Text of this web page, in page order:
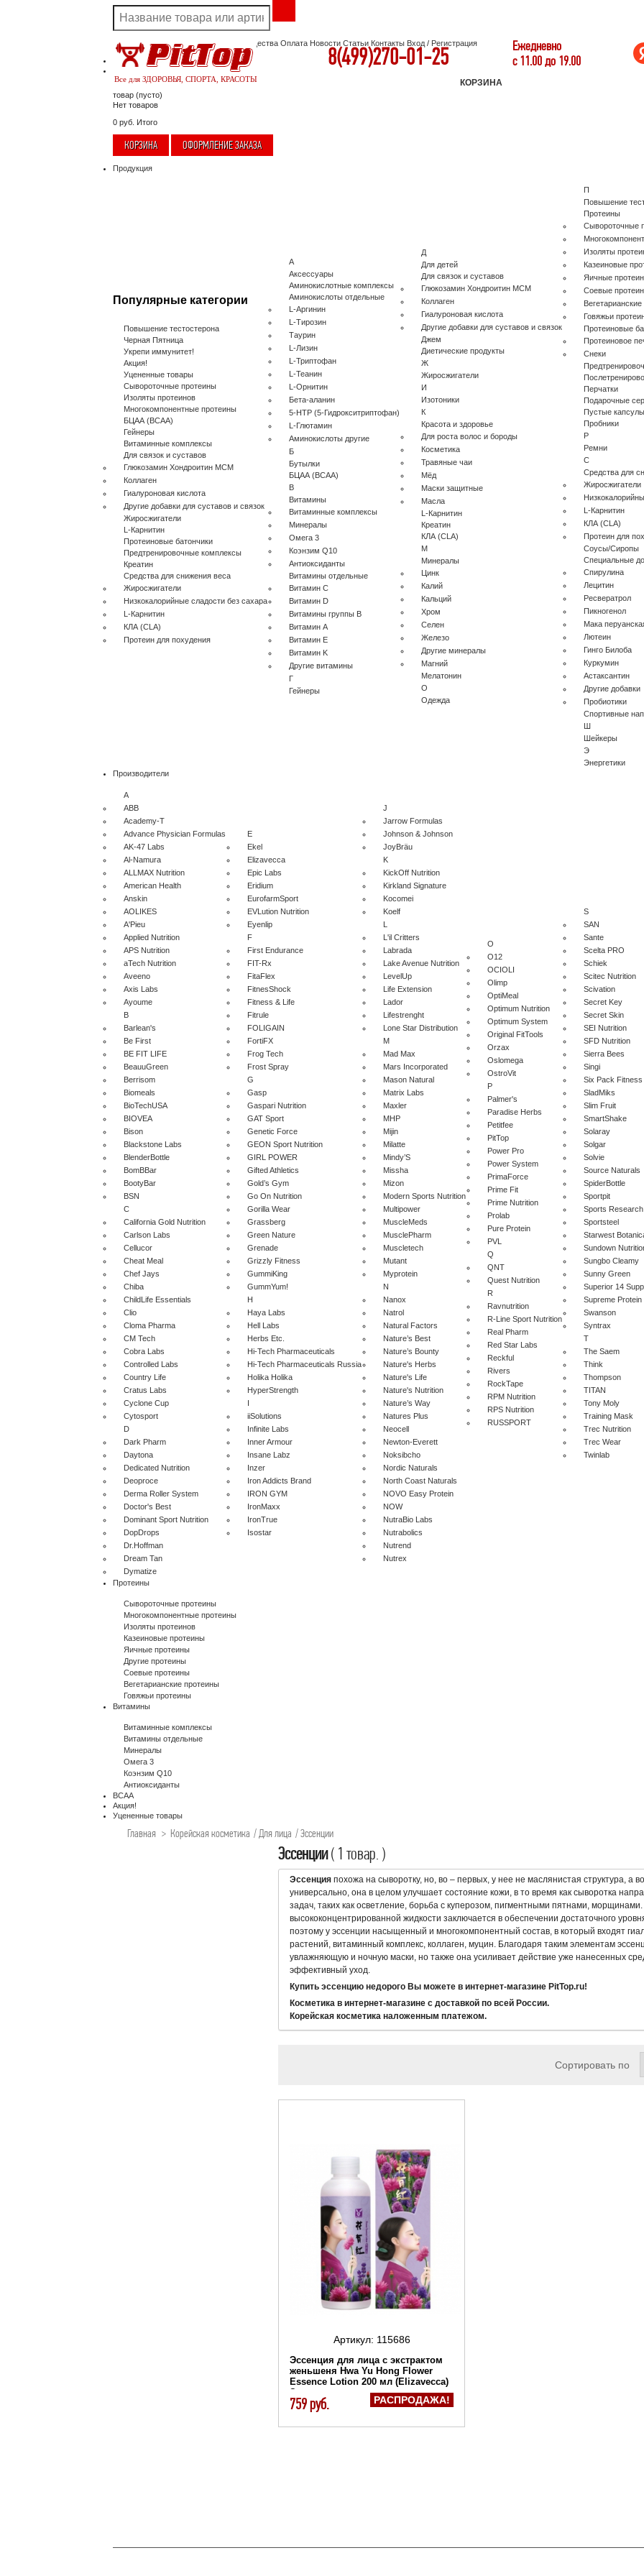
Все для ЗДОРОВЬЯ, СПОРТА, КРАСОТЫ
Акции Скидки Доставка Наши преимущества Оплата Новости Статьи Контакты Вход / Регистрация
Корзина
Нет товаров
КОРЗИНА
товар (пусто)
Нет товаров
0 руб. Итого
КОРЗИНА ОФОРМЛЕНИЕ ЗАКАЗА
8(499)270-01-25
Продукция
Популярные категории
Повышение тестостерона
Черная Пятница
Укрепи иммунитет!
Акция!
Уцененные товары
Сывороточные протеины
Изоляты протеинов
Многокомпонентные протеины
БЦАА (BCAA)
Гейнеры
Витаминные комплексы
Для связок и суставов
Глюкозамин Хондроитин МСМ
Коллаген
Гиалуроновая кислота
Другие добавки для суставов и связок
Жиросжигатели
L-Карнитин
Протеиновые батончики
Предтренировочные комплексы
Креатин
Средства для снижения веса
Жиросжигатели
Низкокалорийные сладости без сахара
L-Карнитин
КЛА (CLA)
Протеин для похудения
А
Аксессуары
Аминокислотные комплексы
Аминокислоты отдельные
L-Аргинин
L-Тирозин
Таурин
L-Лизин
L-Триптофан
L-Теанин
L-Орнитин
Бета-аланин
5-HTP (5-Гидрокситриптофан)
L-Глютамин
Аминокислоты другие
Б
Бутылки
БЦАА (BCAA)
В
Витамины
Витаминные комплексы
Минералы
Омега 3
Коэнзим Q10
Антиоксиданты
Витамины отдельные
Витамин C
Витамин D
Витамины группы B
Витамин A
Витамин E
Витамин K
Другие витамины
Г
Гейнеры
Д
Для детей
Для связок и суставов
Глюкозамин Хондроитин МСМ
Коллаген
Гиалуроновая кислота
Другие добавки для суставов и связок
Джем
Диетические продукты
Ж
Жиросжигатели
И
Изотоники
К
Красота и здоровье
Для роста волос и бороды
Косметика
Травяные чаи
Мёд
Маски защитные
Масла
L-Карнитин
Креатин
КЛА (CLA)
М
Минералы
Цинк
Калий
Кальций
Хром
Селен
Железо
Другие минералы
Магний
Мелатонин
О
Одежда
П
Повышение
Протеины
Сывороточные
Изоляты
Казеиновые
Яичные
Соевые
Говяжьи
Протеиновые
Протеиновое
Снеки
Перчатки
Подарочные
Пустые капсулы
Пробники
Р
Ремни
С
Средства для
Жиросжигатели
L-Карнитин
КЛА (CLA)
Протеин для
Соусы/Сиропы
Специальные
Cпирулина
Лецитин
Ресвератрол
Пикногенол
Мака
Лютеин
Гинго Билоба
Куркумин
Астаксантин
Другие добавки
Пробиотики
Спортивные
Ш
Шейкеры
Э
Энергетики
Производители
A
ABB
Academy-T
Advance Physician Formulas
AK-47 Labs
Al-Namura
ALLMAX Nutrition
American Health
Anskin
AOLIKES
A'Pieu
Applied Nutrition
APS Nutrition
aTech Nutrition
Aveeno
Axis Labs
Ayoume
B
Barlean's
Be First
BE FIT LIFE
BeauuGreen
Berrisom
Biomeals
BioTechUSA
BIOVEA
Bison
Blackstone Labs
BlenderBottle
BomBBar
BootyBar
BSN
C
California Gold Nutrition
Carlson Labs
Cellucor
Cheat Meal
Chef Jays
Chiba
ChildLife Essentials
Clio
Cloma Pharma
CM Tech
Cobra Labs
Controlled Labs
Country Life
Cratus Labs
Cyclone Cup
Cytosport
D
Dark Pharm
Daytona
Dedicated Nutrition
Deoproce
Derma Roller System
Doctor's Best
Dominant Sport Nutrition
DopDrops
Dr.Hoffman
Dream Tan
Dymatize
E
Ekel
Elizavecca
Epic Labs
Eridium
EurofarmSport
EVLution Nutrition
Eyenlip
F
First Endurance
FIT-Rx
FitaFlex
FitnesShock
Fitness & Life
Fitrule
FOLIGAIN
FortiFX
Frog Tech
Frost Spray
G
Gasp
Gaspari Nutrition
GAT Sport
Genetic Force
GEON Sport Nutrition
GIRL POWER
Gifted Athletics
Gold’s Gym
Go On Nutrition
Gorilla Wear
Grassberg
Green Nature
Grenade
Grizzly Fitness
GummiKing
GummYum!
H
Haya Labs
Hell Labs
Herbs Etc.
Hi-Tech Pharmaceuticals
Hi-Tech Pharmaceuticals Russia
Holika Holika
HyperStrength
I
iiSolutions
Infinite Labs
Inner Armour
Insane Labz
Inzer
Iron Addicts Brand
IRON GYM
IronMaxx
IronTrue
Isostar
J
Jarrow Formulas
Johnson & Johnson
JoyBräu
K
KickOff Nutrition
Kirkland Signature
Kocomei
Koelf
L
L'il Critters
Labrada
Lake Avenue Nutrition
LevelUp
Life Extension
Lador
Lifestrenght
Lone Star Distribution
M
Mad Max
Mars Incorporated
Mason Natural
Matrix Labs
Maxler
MHP
Mijin
Milatte
Mindy’S
Missha
Mizon
Modern Sports Nutrition
Multipower
MuscleMeds
MusclePharm
Muscletech
Mutant
Myprotein
N
Nanox
Natrol
Natural Factors
Nature’s Best
Nature’s Bounty
Nature's Herbs
Nature's Life
Nature's Nutrition
Nature’s Way
Natures Plus
Neocell
Newton-Everett
Noksibcho
Nordic Naturals
North Coast Naturals
NOVO Easy Protein
NOW
NutraBio Labs
Nutrabolics
Nutrend
Nutrex
O
O12
OCIOLI
Olimp
OptiMeal
Optimum Nutrition
Optimum System
Original FitTools
Orzax
Oslomega
OstroVit
P
Palmer's
Paradise Herbs
Petitfee
PitTop
Power Pro
Power System
PrimaForce
Prime Fit
Prime Nutrition
Prolab
Pure Protein
PVL
Q
QNT
Quest Nutrition
R
Ravnutrition
R-Line Sport Nutrition
Real Pharm
Red Star Labs
Reckful
Rivers
RockTape
RPM Nutrition
RPS Nutrition
RUSSPORT
S
SAN
Sante
Scelta PRO
Schiek
Scitec Nutrition
Scivation
Secret Key
Secret Skin
SEI Nutrition
SFD Nutrition
Sierra Bees
Singi
Six Pack Fitness
SladMiks
Slim Fruit
SmartShake
Solaray
Solgar
Solvie
Source Naturals
SpiderBottle
Sportpit
Sports Research
Sportsteel
Starwest
Sundown
Sungbo Cleamy
Sunny Green
Superior 14
Supreme Protein
Swanson
Syntrax
T
The Saem
Think
Thompson
TITAN
Tony Moly
Training Mask
Trec Nutrition
Trec Wear
Twinlab
Протеины
Сывороточные протеины
Многокомпонентные протеины
Изоляты протеинов
Казеиновые протеины
Яичные протеины
Другие протеины
Соевые протеины
Вегетарианские протеины
Говяжьи протеины
Витамины
Витаминные комплексы
Витамины отдельные
Минералы
Омега 3
Коэнзим Q10
Антиоксиданты
BCAA
Акция!
Уцененные товары
Ежедневно
с 11.00 до 19.00
Главная > Корейская косметика /Для лица /Эссенции
Эссенции( 1 товар. )
Эссенция похожа на сыворотку, но, во – первых, у нее не маслянистая структура, а
универсально, она в целом улучшает состояние кожи, в то время как сыворотка
задач, таких как осветление, борьба с куперозом, пигментными пятнами,
высококонцентрированной жидкости заключается в обеспечении достаточного
поэтому у эссенции насыщенный и многокомпонентный состав, в который входят
растений, витаминный комплекс, коллаген, муцин. Благодаря таким элементам
увлажняющую и ночную маски, но также она усиливает действие уже нанесенных
эффективный уход.
Купить эссенцию недорого Вы можете в интернет-магазине PitTop.ru!
Косметика в интернет-магазине с доставкой по всей России.
Корейская косметика наложенным платежом.
Сортировать по
Артикул: 115686
Эссенция для лица с экстрактом
женьшеня Hwa Yu Hong Flower
Essence Lotion 200 мл (Elizavecca)
Эссенции
РАСПРОДАЖА!
759 руб.